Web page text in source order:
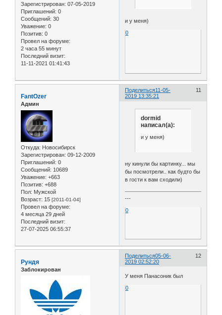
Зарегистрирован: 07-05-2019
Приглашений: 0
Сообщений: 30
Уважение: 0
Позитив: 0
Провел на форуме:
2 часа 55 минут
Последний визит:
11-11-2021 01:41:43
и у меня)
0
Поделиться 11
11-05-
2019 13:35:21
FantOzer
Админ
Откуда: Новосибирск
Зарегистрирован: 09-12-2009
Приглашений: 0
Сообщений: 10689
Уважение: +663
Позитив: +688
Пол: Мужской
Возраст: 15 [2011-01-04]
Провел на форуме:
4 месяца 29 дней
Последний визит:
27-07-2025 06:55:37
dormid
написал(а):
и у меня)
ну кинули бы картинку... мы
бы посмотрели.. как будто бы
в гости к вам сходили)
---
0
Поделиться 12
05-06-
2019 02:52:20
Рундя
Заблокирован
У меня Панасоник был
0